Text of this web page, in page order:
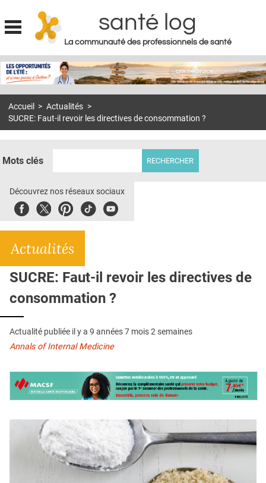
Jump to navigation
santé log
La communauté des professionnels de santé
MON COMPTE
S'ABONNER À LA REVUE SOIN À DOMICILE
DOSSIERS
E-REVUE SAD
L'APP
QUI SOMMES-NOUS ?
PUBLICITÉ
CONDITIONS GÉNÉRALES
CONTACT
Accueil > Actualités >
SUCRE: Faut-il revoir les directives de consommation ?
Mots clés
Découvrez nos réseaux sociaux
FacebookTwitterPinterest
TiktokYoubute
Actualités
SUCRE: Faut-il revoir les directives de
consommation ?
Actualité publiée il y a 9 années 7 mois 2 semaines
Annals of Internal Medicine